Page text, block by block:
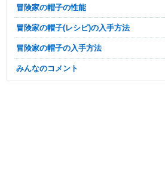
冒険家の帽子の性能
冒険家の帽子(レシピ)の入手方法
冒険家の帽子の入手方法
みんなのコメント